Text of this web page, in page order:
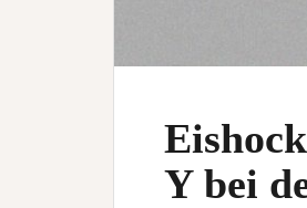
Y bei